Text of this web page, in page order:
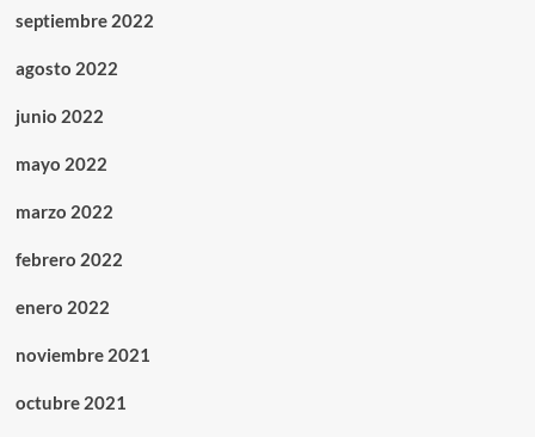
septiembre 2022
agosto 2022
junio 2022
mayo 2022
marzo 2022
febrero 2022
enero 2022
noviembre 2021
octubre 2021